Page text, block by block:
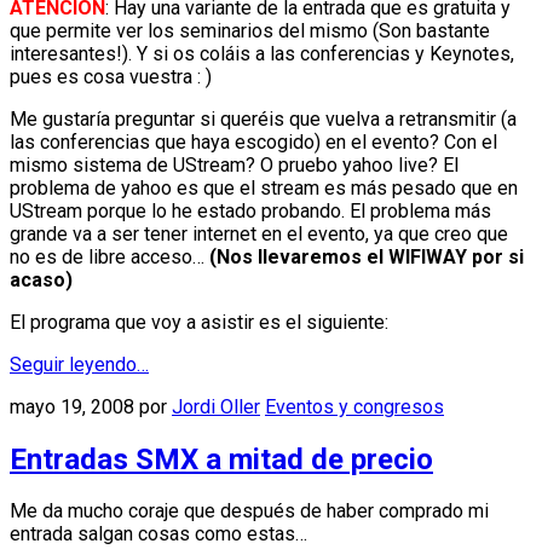
ATENCIÓN: Hay una variante de la entrada que es gratuita y
que permite ver los seminarios del mismo (Son bastante
interesantes!). Y si os coláis a las conferencias y Keynotes,
pues es cosa vuestra : )
Me gustaría preguntar si queréis que vuelva a retransmitir (a
las conferencias que haya escogido) en el evento? Con el
mismo sistema de UStream? O pruebo yahoo live? El
problema de yahoo es que el stream es más pesado que en
UStream porque lo he estado probando. El problema más
grande va a ser tener internet en el evento, ya que creo que
no es de libre acceso… (Nos llevaremos el WIFIWAY por si
acaso)
El programa que voy a asistir es el siguiente:
Seguir leyendo…
mayo 19, 2008 por Jordi Oller Eventos y congresos
Entradas SMX a mitad de precio
Me da mucho coraje que después de haber comprado mi
entrada salgan cosas como estas…